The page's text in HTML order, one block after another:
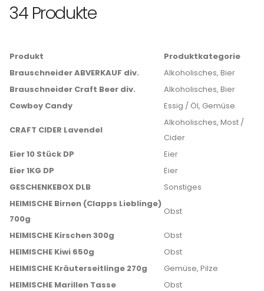
34 Produkte
Produkt
Produktkategorie
Brauschneider ABVERKAUF div.
Alkoholisches, Bier
Brauschneider Craft Beer div.
Alkoholisches, Bier
Cowboy Candy
Essig / Öl, Gemüse
CRAFT CIDER Lavendel
Alkoholisches, Most /
Cider
Eier 10 Stück DP
Eier
Eier 1KG DP
Eier
GESCHENKEBOX DLB
Sonstiges
HEIMISCHE Birnen (Clapps Lieblinge)
700g
Obst
HEIMISCHE Kirschen 300g
Obst
HEIMISCHE Kiwi 650g
Obst
HEIMISCHE Kräuterseitlinge 270g
Gemüse, Pilze
HEIMISCHE Marillen Tasse
Obst